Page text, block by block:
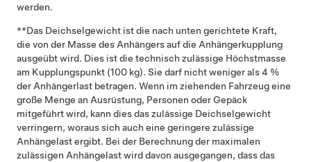
werden.
**Das Deichselgewicht ist die nach unten gerichtete Kraft,
die von der Masse des Anhängers auf die Anhängerkupplung
ausgeübt wird. Dies ist die technisch zulässige Höchstmasse
am Kupplungspunkt (100 kg). Sie darf nicht weniger als 4 %
der Anhängerlast betragen. Wenn im ziehenden Fahrzeug eine
große Menge an Ausrüstung, Personen oder Gepäck
mitgeführt wird, kann dies das zulässige Deichselgewicht
verringern, woraus sich auch eine geringere zulässige
Anhängelast ergibt. Bei der Berechnung der maximalen
zulässigen Anhängelast wird davon ausgegangen, dass das